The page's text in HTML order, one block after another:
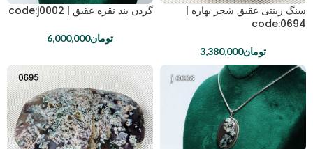
سنگ زینتی عقیق شجر بهاره |
code:0694
تومان3,380,000
گردن بند نقره عقیق | code:j0002
تومان6,000,000